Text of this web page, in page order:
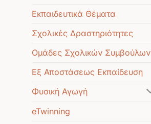
Εκπαιδευτικά Θέματα
Σχολικές Δραστηριότητες
Ομάδες Σχολικών Συμβούλων
Εξ Αποστάσεως Εκπαίδευση
Φυσική Αγωγή
eTwinning